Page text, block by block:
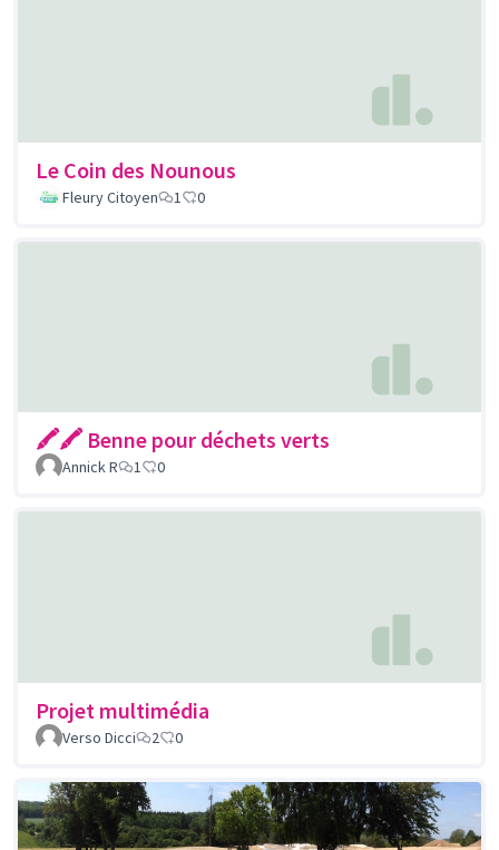
Le Coin des Nounous
Fleury Citoyen 1 0
🖍🖍 Benne pour déchets verts
Annick R 1 0
Projet multimédia
Verso Dicci 2 0